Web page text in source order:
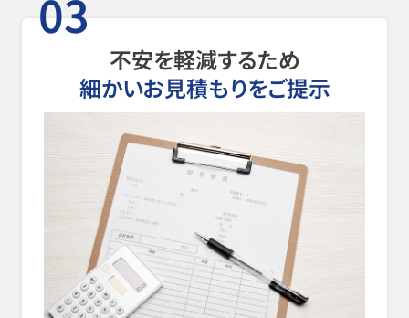
03
不安を軽減するため
細かいお見積もりをご提示